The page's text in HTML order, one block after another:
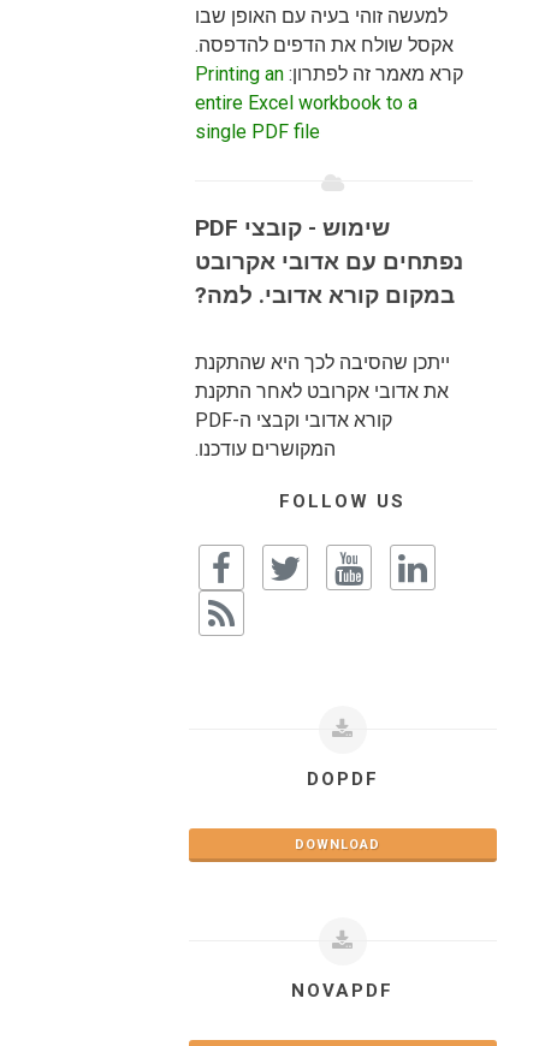
למעשה זוהי בעיה עם האופן שבו
אקסל שולח את הדפים להדפסה.
קרא מאמר זה לפתרון:Printing an
entire Excel workbook to a
single PDF file
שימוש - קובצי PDF
נפתחים עם אדובי אקרובט
במקום קורא אדובי. למה?
ייתכן שהסיבה לכך היא שהתקנת
את אדובי אקרובט לאחר התקנת
קורא אדובי וקבצי ה-PDF
המקושרים עודכנו.
FOLLOW US
DOPDF
NOVAPDF